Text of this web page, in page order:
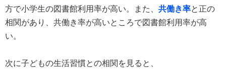
方で小学生の図書館利用率が高い。また、 共働き率と正の
相関があり、共働き率が高いところで図書館利用率が高
い。
次に子どもの生活習慣との相関を見ると、